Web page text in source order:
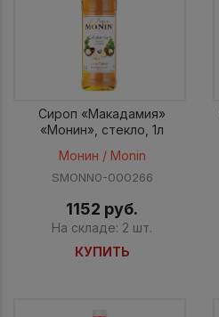
Сироп «Макадамия»
«Монин», стекло, 1л
Монин / Monin
SMONN0-000266
1152 руб.
На складе: 2 шт.
КУПИТЬ